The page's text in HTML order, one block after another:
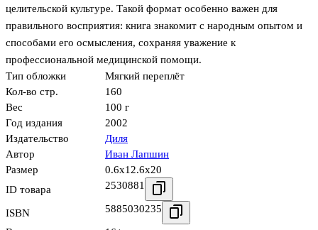
целительской культуре. Такой формат особенно важен для
правильного восприятия: книга знакомит с народным опытом и
способами его осмысления, сохраняя уважение к
профессиональной медицинской помощи.
Тип обложки
Мягкий переплёт
Кол-во стр.
160
Вес
100 г
Год издания
2002
Издательство
Диля
Автор
Иван Лапшин
Размер
0.6x12.6x20
ID товара
2530881
ISBN 5885030235